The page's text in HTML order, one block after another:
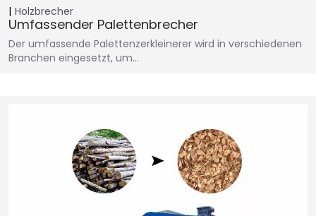
Holzbrecher
Umfassender Palettenbrecher
Der umfassende Palettenzerkleinerer wird in verschiedenen
Branchen eingesetzt, um…